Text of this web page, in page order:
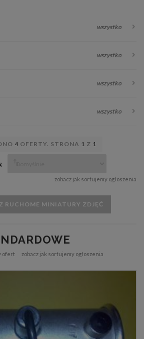
wszystko
wszystko
wszystko
wszystko
4 OFERTY. STRONA 1 Z 1
zobacz jak sortujemy ogłoszenia
RUCHOME MINIATURY ZDJĘĆ
ofert zobacz jak sortujemy ogłoszenia